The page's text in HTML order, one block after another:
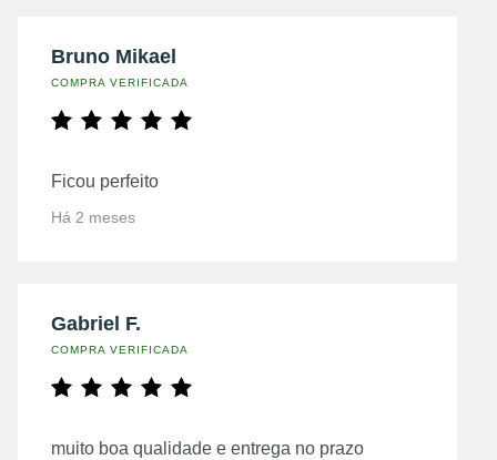
Bruno Mikael
COMPRA VERIFICADA
Ficou perfeito
Há 2 meses
Gabriel F.
COMPRA VERIFICADA
muito boa qualidade e entrega no prazo